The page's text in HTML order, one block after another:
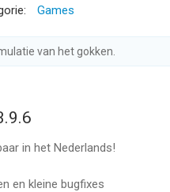
rummy-speler bent of
spelers voor wie Okey 101
van Adikus is een app voor
Games
van het gokken.
in het Nederlands!
en kleine bugfixes